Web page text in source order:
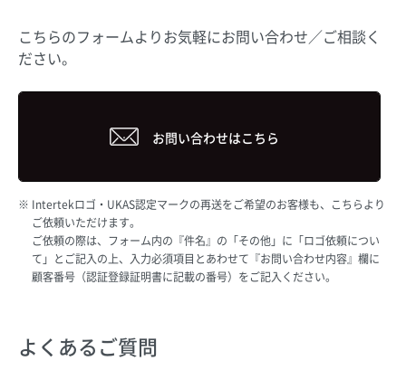
こちらのフォームよりお気軽にお問い合わせ／ご相談く
ださい。
お問い合わせはこちら
Intertekロゴ・UKAS認定マークの再送をご希望のお客様も、こちらより
ご依頼いただけます。
ご依頼の際は、フォーム内の『件名』の「その他」に「ロゴ依頼につい
て」とご記入の上、入力必須項目とあわせて『お問い合わせ内容』欄に
顧客番号（認証登録証明書に記載の番号）をご記入ください。
よくあるご質問